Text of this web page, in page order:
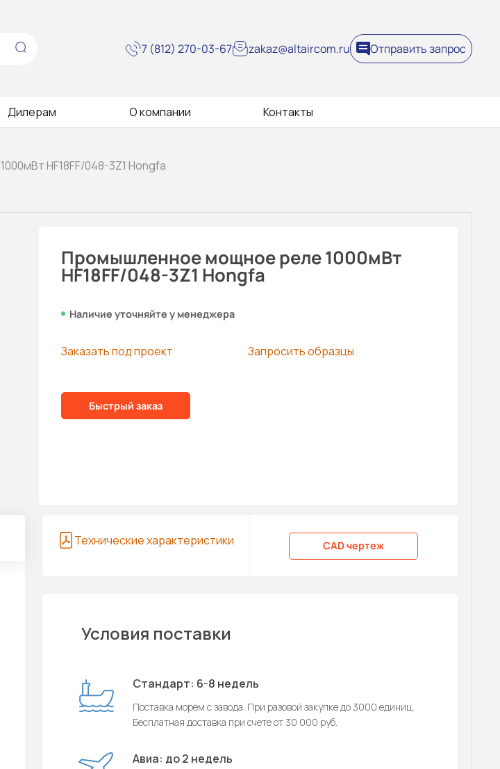
7 (812) 270-03-67 zakaz@altaircom.ru Отправить запрос
Дилерам О компании Контакты
HF18FF/048-3Z1 Hongfa
Промышленное мощное реле 1000мВт
HF18FF/048-3Z1 Hongfa
Наличие уточняйте у менеджера
Заказать под проект Запросить образцы
Быстрый заказ
Технические характеристики CAD чертеж
Условия поставки
Стандарт: 6-8 недель
Поставка морем с завода. При разовой закупке до 3000 единиц.
Бесплатная доставка при счете от 30 000 руб.
Авиа: до 2 недель